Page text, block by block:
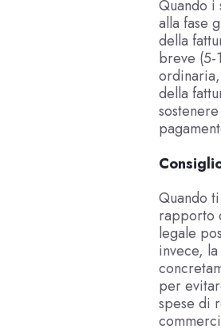
Quando i
alla fase
della
breve (5-
della
Quando
rapporto
legale
invece,
per
spese di